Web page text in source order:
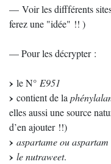
— Voir les diffférents
ferez une "idée" !! )
— Pour les décrypter :
le N° E951
contient de la
elles aussi une source
d’en ajouter !!)
aspartame ou aspartam
le nutraweet.